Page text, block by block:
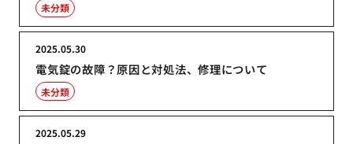
未分類
電気錠の故障？原因と対処法、修理について
2025.05.30
未分類
2025.05.29